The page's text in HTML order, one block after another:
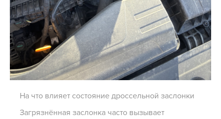
На что влияет состояние дроссельной заслонки
Загрязнённая заслонка часто вызывает